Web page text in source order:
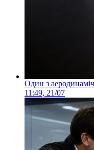
Один з
11:49, 21/07